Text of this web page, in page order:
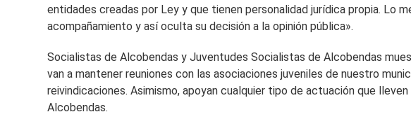
entidades creadas por Ley y que tienen personalidad jurídica propia. Lo
acompañamiento y así oculta su decisión a la opinión pública».
Socialistas de Alcobendas y Juventudes Socialistas de Alcobendas
van a mantener reuniones con las asociaciones juveniles de nuestro
reivindicaciones. Asimismo, apoyan cualquier tipo de actuación que
Alcobendas.